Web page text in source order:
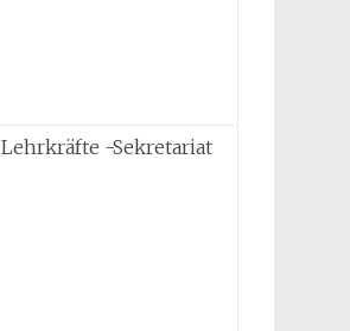
Lehrkräfte -Sekretariat